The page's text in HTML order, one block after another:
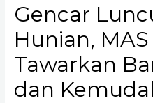
Gencar
Hunian,
Tawarkan
dan